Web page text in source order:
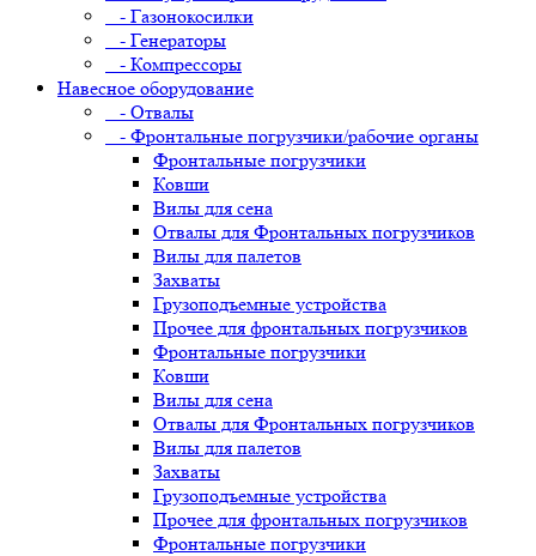
- Газонокосилки
- Генераторы
- Компрессоры
Навесное оборудование
- Отвалы
- Фронтальные погрузчики/рабочие органы
Фронтальные погрузчики
Ковши
Вилы для сена
Отвалы для Фронтальных погрузчиков
Вилы для палетов
Захваты
Грузоподъемные устройства
Прочее для фронтальных погрузчиков
Фронтальные погрузчики
Ковши
Вилы для сена
Отвалы для Фронтальных погрузчиков
Вилы для палетов
Захваты
Грузоподъемные устройства
Прочее для фронтальных погрузчиков
Фронтальные погрузчики